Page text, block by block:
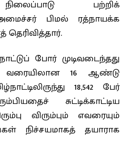
பற்றிக்
பிமல் ரத்நாயக்க
போர் முடிவடைந்தது
வரையிலான 16 ஆண்டு
18,542 பேர்
சுட்டிக்காட்டிய
விரும்பும் எவரையும்
நிச்சயமாகத் தயாராக